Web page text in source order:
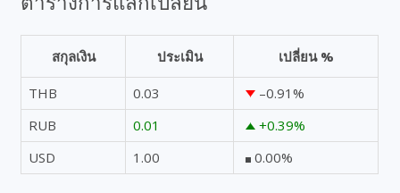
สกุลเงิน ประเมิน เปลี่ยน %
THB 0.03 –0.91%
RUB
0.01 +0.39%
USD
1.00 0.00%